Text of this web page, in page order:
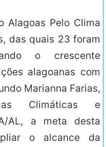
Alagoas Pelo Clima
das quais 23 foram
o crescente
alagoanas com
Marianna Farias,
Climáticas e
AL, a meta desta
o alcance da